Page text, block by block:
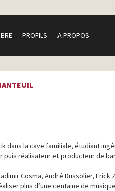
PROFILS A PROPOS
la cave familiale, étudiant
réalisateur et producteur de
Cosma, André Dussolier, Erick
plus d’une centaine de